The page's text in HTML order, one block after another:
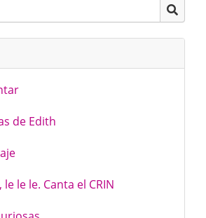
de Edith
le le le. Canta el CRIN